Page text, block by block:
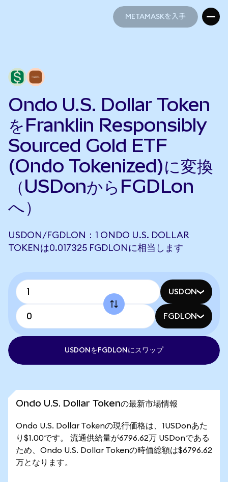
METAMASKを入手
Ondo U.S. Dollar Token
をFranklin Responsibly
Sourced Gold ETF
(Ondo Tokenized)に変換
（USDonからFGDLon
へ）
USDON/FGDLON：1 ONDO U.S. DOLLAR
TOKENは0.017325 FGDLONに相当します
USDON
FGDLON
USDONをFGDLONにスワップ
Ondo U.S. Dollar Tokenの最新市場情報
Ondo U.S. Dollar Tokenの現行価格は、1USDonあた
り$1.00です。 流通供給量が6796.62万 USDonである
ため、Ondo U.S. Dollar Tokenの時価総額は$6796.62
万となります。